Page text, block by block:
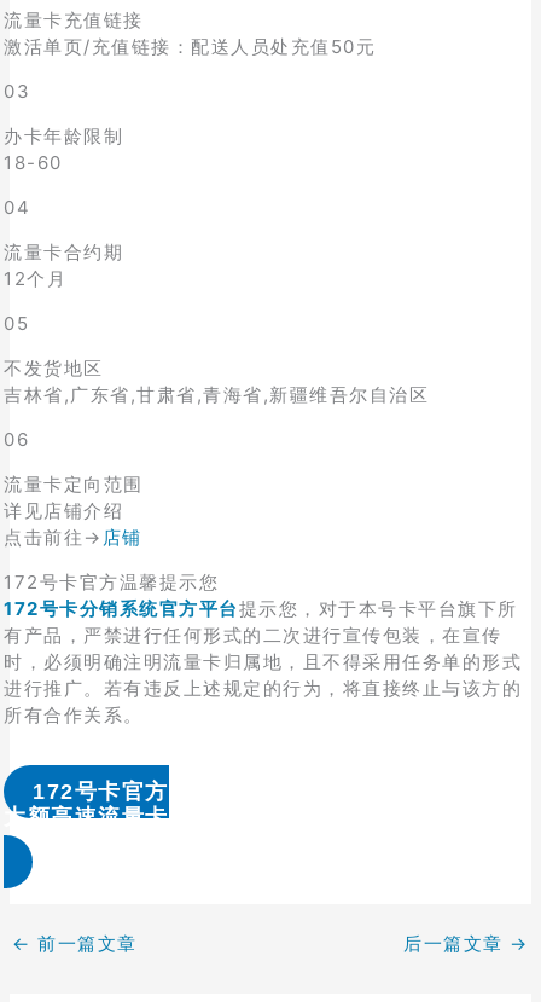
流量卡充值链接
激活单页/充值链接：配送人员处充值50元
03
办卡年龄限制
18-60
04
流量卡合约期
12个月
05
不发货地区
吉林省,广东省,甘肃省,青海省,新疆维吾尔自治区
06
流量卡定向范围
详见店铺介绍
点击前往→ 店铺
172号卡官方温馨提示您
172号卡分销系统官方平台提示您，对于本号卡平台旗下所
有产品，严禁进行任何形式的二次进行宣传包装，在宣传
时，必须明确注明流量卡归属地，且不得采用任务单的形式
进行推广。若有违反上述规定的行为，将直接终止与该方的
所有合作关系。
172号卡官方
大额高速流量卡办理 & 流量卡代理加盟
← 前一篇文章 后一篇文章 →